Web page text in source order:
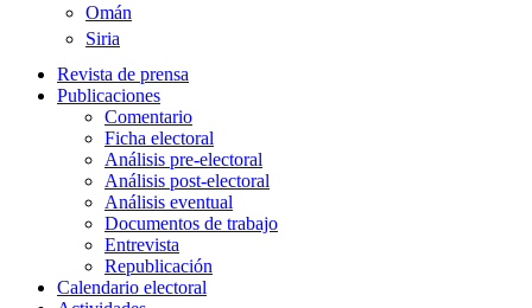
Omán
Siria
Revista de prensa
Publicaciones
Comentario
Ficha electoral
Análisis pre-electoral
Análisis post-electoral
Análisis eventual
Documentos de trabajo
Entrevista
Republicación
Calendario electoral